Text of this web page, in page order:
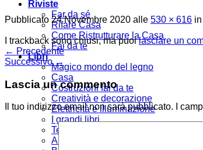
Riviste
Far da sé
Rifare Casa
Come Ristrutturare la Casa
Fai da te
Libri
Magico mondo del legno
Casa
Costruzioni fai da te
Creatività e decorazione
Elettricità e illuminazione
I grandi libri
Tecniche
Arredare
Pubblicato 24 Novembre 2020 alle 530 × 616 in
I trackback sono chiusi, ma puoilasciare un
← Precedente
Successivo →
Lascia un commento
Il tuo indirizzo email non sarà pubblicato. I